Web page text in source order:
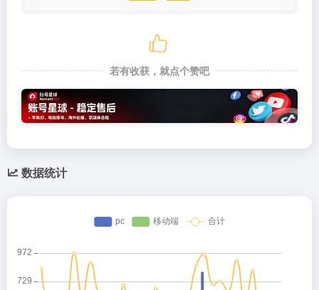
若有收获，就点个赞吧
数据统计